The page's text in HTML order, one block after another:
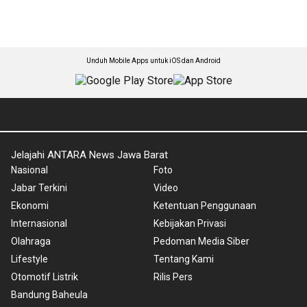
Unduh Mobile Apps untuk iOS dan Android
Jelajahi ANTARA News Jawa Barat
Nasional
Jabar Terkini
Ekonomi
Internasional
Olahraga
Lifestyle
Otomotif Listrik
Bandung Baheula
Foto
Video
Ketentuan Penggunaan
Kebijakan Privasi
Pedoman Media Siber
Tentang Kami
Rilis Pers